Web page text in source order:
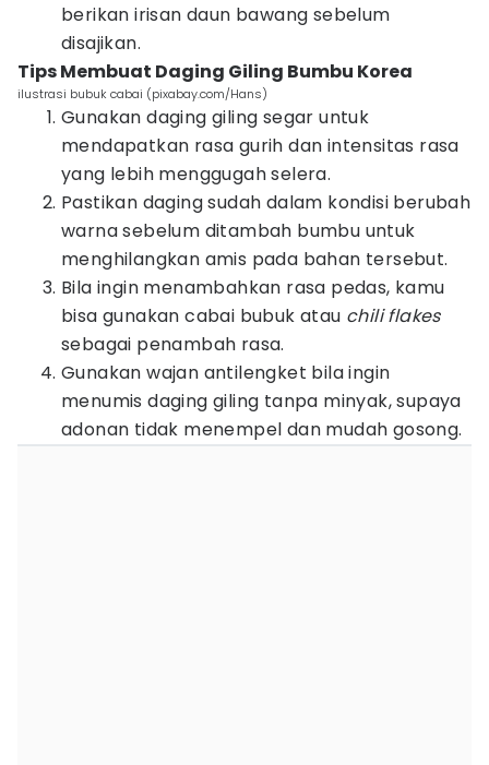
berikan irisan daun bawang sebelum
disajikan.
Tips Membuat Daging Giling Bumbu Korea
ilustrasi bubuk cabai (pixabay.com/Hans)
Gunakan daging giling segar untuk
mendapatkan rasa gurih dan intensitas rasa
yang lebih menggugah selera.
Pastikan daging sudah dalam kondisi berubah
warna sebelum ditambah bumbu untuk
menghilangkan amis pada bahan tersebut.
Bila ingin menambahkan rasa pedas, kamu
bisa gunakan cabai bubuk atau chili flakes
sebagai penambah rasa.
Gunakan wajan antilengket bila ingin
menumis daging giling tanpa minyak, supaya
adonan tidak menempel dan mudah gosong.